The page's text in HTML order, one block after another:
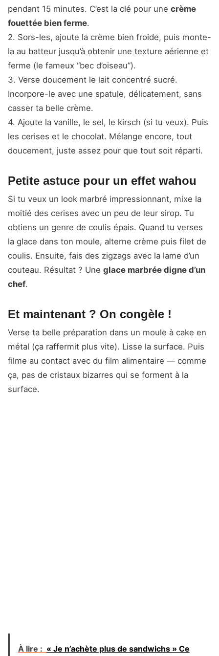
pendant 15 minutes. C’est la clé pour une crème
fouettée bien ferme.
2. Sors-les, ajoute la crème bien froide, puis monte-
la au batteur jusqu’à obtenir une texture aérienne et
ferme (le fameux “bec d’oiseau”).
3. Verse doucement le lait concentré sucré.
Incorpore-le avec une spatule, délicatement, sans
casser ta belle crème.
4. Ajoute la vanille, le sel, le kirsch (si tu veux). Puis
les cerises et le chocolat. Mélange encore, tout
doucement, juste assez pour que tout soit réparti.
Petite astuce pour un effet wahou
Si tu veux un look marbré impressionnant, mixe la
moitié des cerises avec un peu de leur sirop. Tu
obtiens un genre de coulis épais. Quand tu verses
la glace dans ton moule, alterne crème puis filet de
coulis. Ensuite, fais des zigzags avec la lame d’un
couteau. Résultat ? Une glace marbrée digne d’un
chef.
Et maintenant ? On congèle !
Verse ta belle préparation dans un moule à cake en
métal (ça raffermit plus vite). Lisse la surface. Puis
filme au contact avec du film alimentaire — comme
ça, pas de cristaux bizarres qui se forment à la
surface.
À lire : « Je n’achète plus de sandwichs » Ce